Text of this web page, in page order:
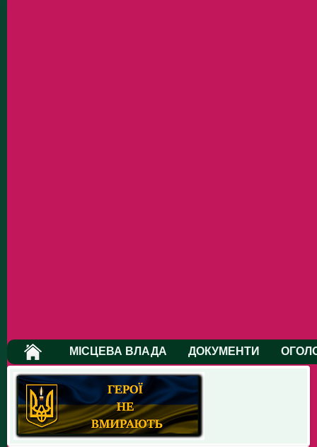
МІСЦЕВА ВЛАДА ДОКУМЕНТИ